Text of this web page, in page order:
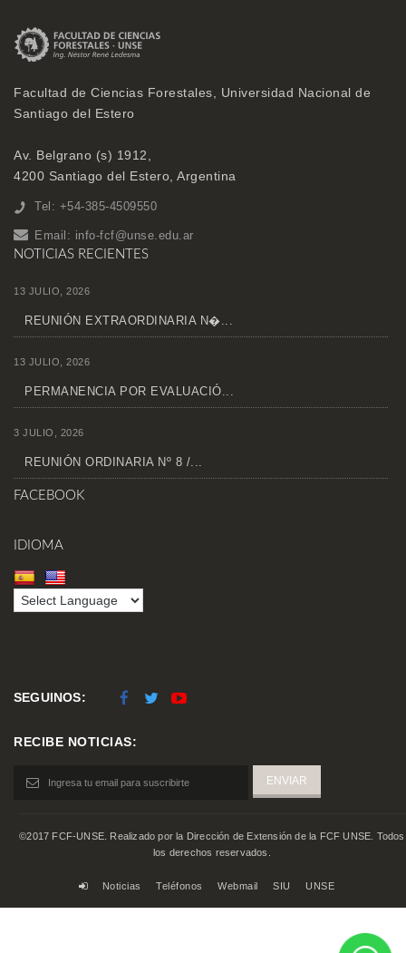
Facultad de Ciencias Forestales, Universidad Nacional de
Santiago del Estero
Av. Belgrano (s) 1912,
4200 Santiago del Estero, Argentina
Tel: +54-385-4509550
Email: info-fcf@unse.edu.ar
NOTICIAS RECIENTES
13 JULIO, 2026
REUNIÓN EXTRAORDINARIA N�...
13 JULIO, 2026
PERMANENCIA POR EVALUACIÓ...
3 JULIO, 2026
REUNIÓN ORDINARIA Nº 8 /...
FACEBOOK
IDIOMA
SEGUINOS:
RECIBE NOTICIAS:
©2017 FCF-UNSE. Realizado por la Dirección de Extensión de la FCF UNSE. Todos
los derechos reservados.
Noticias Teléfonos Webmail SIU UNSE